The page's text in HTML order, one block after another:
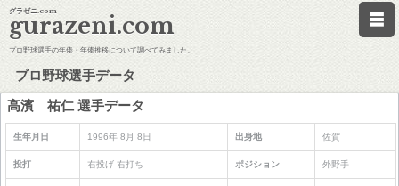
グラゼニ.com
gurazeni.com
プロ野球選手の年俸・年俸推移について調べてみました。
プロ野球選手データ
高濱 祐仁 選手データ
生年月日 1996年 8月 8日 出身地 佐賀
投打 右投げ 右打ち ポジション 外野手